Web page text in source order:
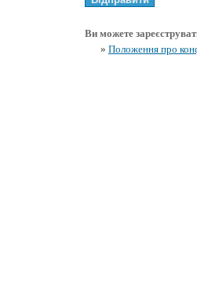
Ви можете
» Положення про